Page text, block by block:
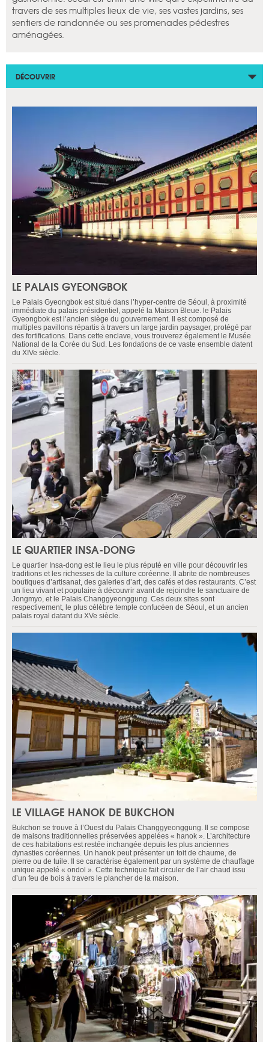
travers de ses multiples lieux de vie, ses vastes jardins, ses
sentiers de randonnée ou ses promenades pédestres
aménagées.
DÉCOUVRIR
LE PALAIS GYEONGBOK
Le Palais Gyeongbok est situé dans l’hyper-centre de Séoul, à proximité
immédiate du palais présidentiel, appelé la Maison Bleue. le Palais
Gyeongbok est l’ancien siège du gouvernement. Il est composé de
multiples pavillons répartis à travers un large jardin paysager, protégé par
des fortifications. Dans cette enclave, vous trouverez également le Musée
National de la Corée du Sud. Les fondations de ce vaste ensemble datent
du XIVe siècle.
LE QUARTIER INSA-DONG
Le quartier Insa-dong est le lieu le plus réputé en ville pour découvrir les
traditions et les richesses de la culture coréenne. Il abrite de nombreuses
boutiques d’artisanat, des galeries d’art, des cafés et des restaurants. C’est
un lieu vivant et populaire à découvrir avant de rejoindre le sanctuaire de
Jongmyo, et le Palais Changgyeonggung. Ces deux sites sont
respectivement, le plus célèbre temple confucéen de Séoul, et un ancien
palais royal datant du XVe siècle.
LE VILLAGE HANOK DE BUKCHON
Bukchon se trouve à l’Ouest du Palais Changgyeonggung. Il se compose
de maisons traditionnelles préservées appelées « hanok ». L’architecture
de ces habitations est restée inchangée depuis les plus anciennes
dynasties coréennes. Un hanok peut présenter un toit de chaume, de
pierre ou de tuile. Il se caractérise également par un système de chauffage
unique appelé « ondol ». Cette technique fait circuler de l’air chaud issu
d’un feu de bois à travers le plancher de la maison.